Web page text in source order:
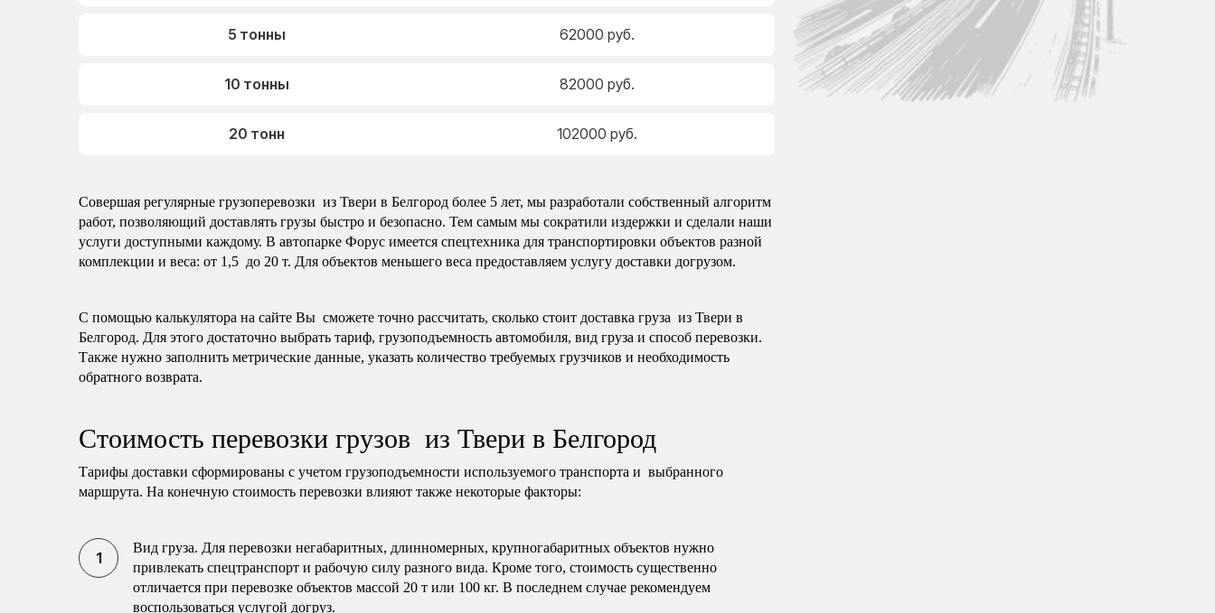
5 тонны 62000 руб.
10 тонны 82000 руб.
20 тонн 102000 руб.
Совершая регулярные грузоперевозки из Твери в Белгород более 5 лет, мы разработали собственный алгоритм
работ, позволяющий доставлять грузы быстро и безопасно. Тем самым мы сократили издержки и сделали наши
услуги доступными каждому. В автопарке Форус имеется спецтехника для транспортировки объектов разной
комплекции и веса: от 1,5 до 20 т. Для объектов меньшего веса предоставляем услугу доставки догрузом.
С помощью калькулятора на сайте Вы сможете точно рассчитать, сколько стоит доставка груза из Твери в
Белгород. Для этого достаточно выбрать тариф, грузоподъемность автомобиля, вид груза и способ перевозки.
Также нужно заполнить метрические данные, указать количество требуемых грузчиков и необходимость
обратного возврата.
Стоимость перевозки грузов из Твери в Белгород
Тарифы доставки сформированы с учетом грузоподъемности используемого транспорта и выбранного
маршрута. На конечную стоимость перевозки влияют также некоторые факторы:
Вид груза. Для перевозки негабаритных, длинномерных, крупногабаритных объектов нужно
привлекать спецтранспорт и рабочую силу разного вида. Кроме того, стоимость существенно
отличается при перевозке объектов массой 20 т или 100 кг. В последнем случае рекомендуем
воспользоваться услугой догруз.